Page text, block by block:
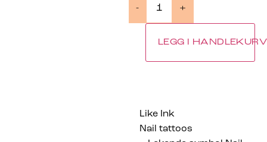
- +
LEGG I HANDLEKURV
Like Ink
Nail tattoos